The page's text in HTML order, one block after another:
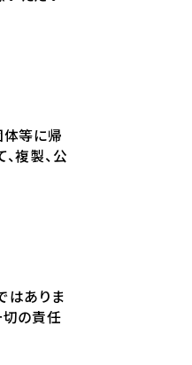
体等に帰
複製、公
はありま
切の責任